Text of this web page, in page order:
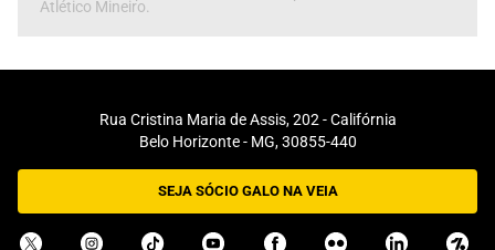
Atlético Mineiro.
Rua Cristina Maria de Assis, 202 - Califórnia
Belo Horizonte - MG, 30855-440
SEJA SÓCIO GALO NA VEIA